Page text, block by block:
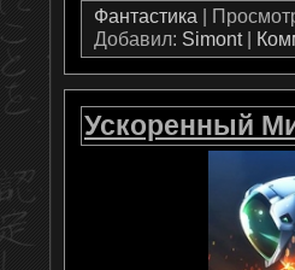
Фантастика |
Добавил: Simont|
Ускоренный